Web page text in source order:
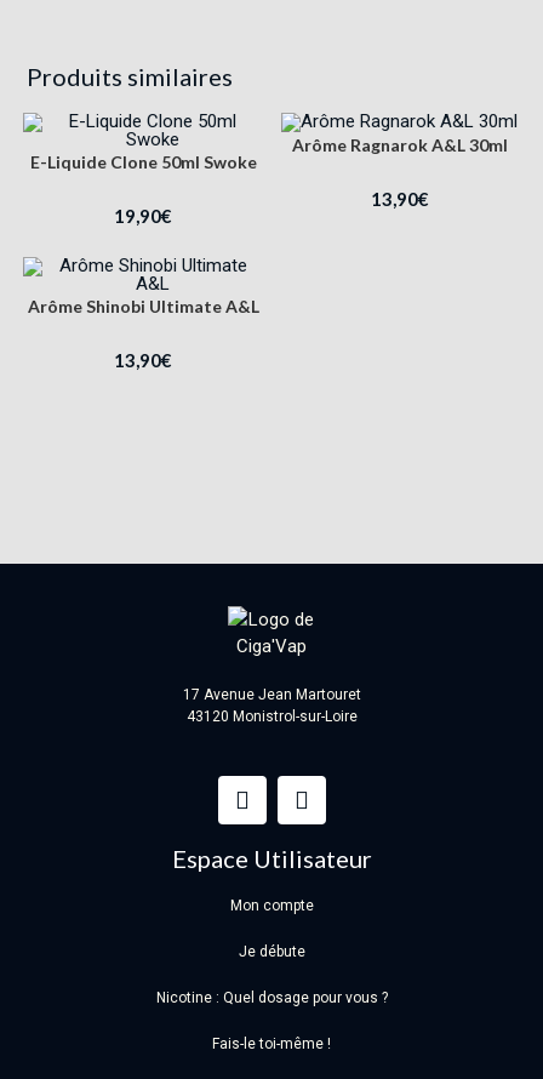
Produits similaires
E-Liquide Clone 50ml Swoke
19,90€
Arôme Ragnarok A&L 30ml
13,90€
Arôme Shinobi Ultimate A&L
13,90€
17 Avenue Jean Martouret
43120 Monistrol-sur-Loire
Espace Utilisateur
Mon compte
Je débute
Nicotine : Quel dosage pour vous ?
Fais-le toi-même !